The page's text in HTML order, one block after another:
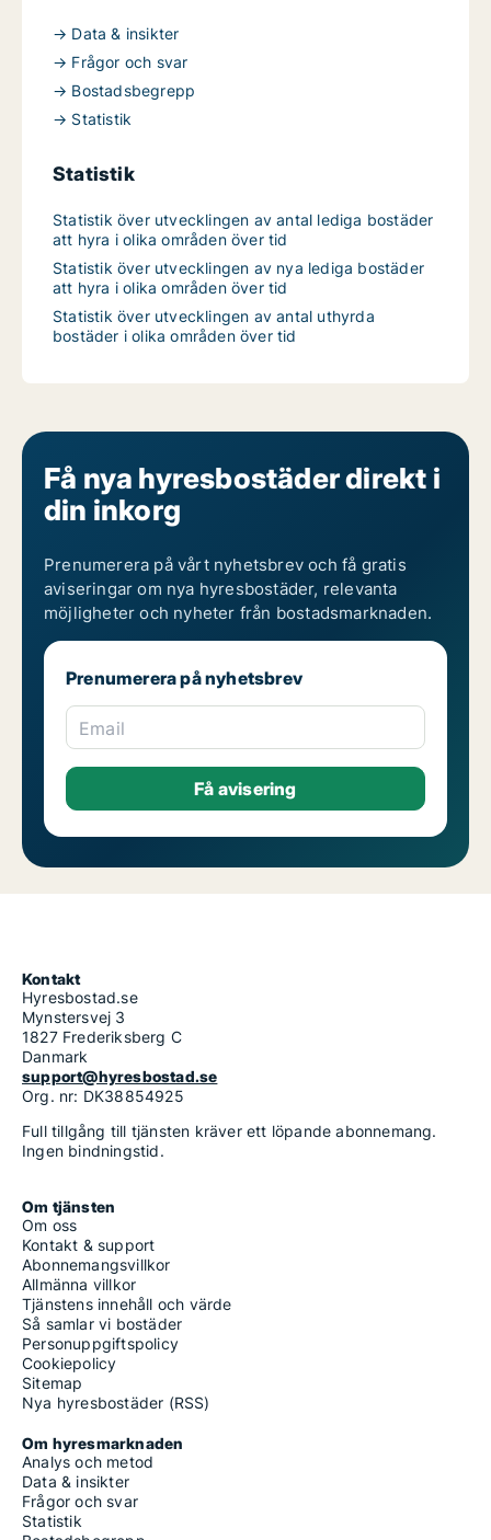
→ Data & insikter
→ Frågor och svar
→ Bostadsbegrepp
→ Statistik
Statistik
Statistik över utvecklingen av antal lediga bostäder
att hyra i olika områden över tid
Statistik över utvecklingen av nya lediga bostäder
att hyra i olika områden över tid
Statistik över utvecklingen av antal uthyrda
bostäder i olika områden över tid
Få nya hyresbostäder direkt i
din inkorg
Prenumerera på vårt nyhetsbrev och få gratis
aviseringar om nya hyresbostäder, relevanta
möjligheter och nyheter från bostadsmarknaden.
Prenumerera på nyhetsbrev
Email
Kontakt
Hyresbostad.se
Mynstersvej 3
1827 Frederiksberg C
Danmark
support@hyresbostad.se
Org. nr: DK38854925
Full tillgång till tjänsten kräver ett löpande abonnemang.
Ingen bindningstid.
Om tjänsten
Om oss
Kontakt & support
Abonnemangsvillkor
Allmänna villkor
Tjänstens innehåll och värde
Så samlar vi bostäder
Personuppgiftspolicy
Cookiepolicy
Sitemap
Nya hyresbostäder (RSS)
Om hyresmarknaden
Analys och metod
Data & insikter
Frågor och svar
Statistik